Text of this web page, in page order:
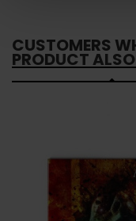
CUSTOMERS
PRODUCT